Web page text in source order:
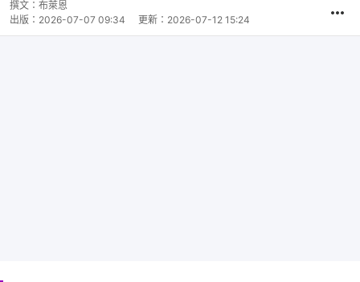
撰文： 布萊恩
出版： 2026-07-07 09:34 更新： 2026-07-12 15:24